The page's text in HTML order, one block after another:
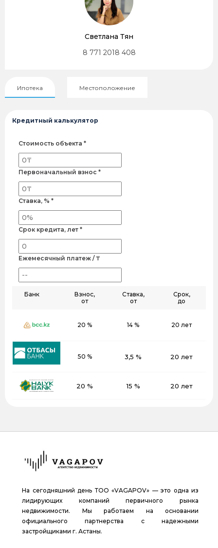
Светлана Тян
8 771 2018 408
Ипотека Местоположение
Кредитный калькулятор
Стоимость объекта *
Первоначальный взнос *
Ставка, % *
Срок кредита, лет *
Ежемесячный платеж / ₸
Банк
Взнос,
от
Ставка,
от
Срок,
до
20 % 14 % 20 лет
50 % 3,5 % 20 лет
20 % 15 % 20 лет
На сегодняшний день ТОО «VAGAPOV» — это одна из
лидирующих компаний первичного рынка
недвижимости. Мы работаем на основании
официального партнерства с надежными
застройщиками г. Астаны.